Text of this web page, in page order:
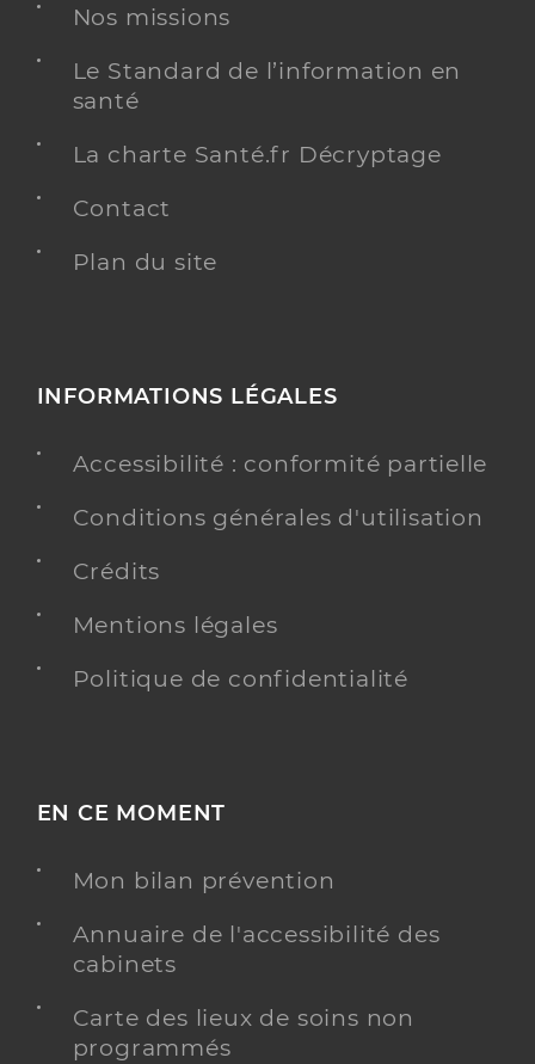
Nos missions
Le Standard de l’information en
santé
La charte Santé.fr Décryptage
Contact
Plan du site
INFORMATIONS LÉGALES
Accessibilité : conformité partielle
Conditions générales d'utilisation
Crédits
Mentions légales
Politique de confidentialité
EN CE MOMENT
Mon bilan prévention
Annuaire de l'accessibilité des
cabinets
Carte des lieux de soins non
programmés